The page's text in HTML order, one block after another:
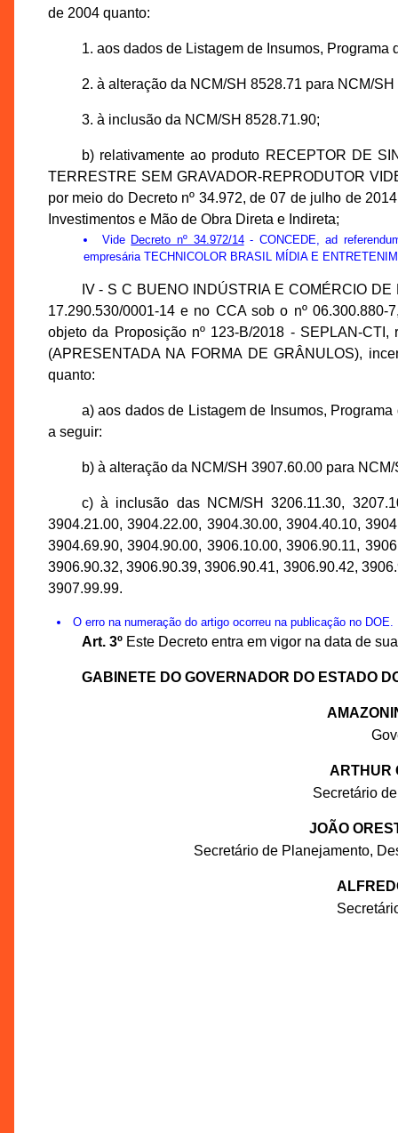
de 2004 quanto:
1. aos dados de Listagem de Insumos,
2. à alteração da NCM/SH 8528.71 para NCM/SH
3. à inclusão da NCM/SH 8528.71.90;
b) relativamente ao produto RECEPTOR DE
TERRESTRE SEM GRAVADOR-REPRODUTOR
por meio do Decreto nº 34.972, de 07 de julho de
Investimentos e Mão de Obra Direta e Indireta;
Vide Decreto nº 34.972/14- CONCEDE, ad
empresária TECHNICOLOR BRASIL MÍDIA E
IV - S C BUENO INDÚSTRIA E COMÉRCIO
17.290.530/0001-14 e no CCA sob o nº
objeto da Proposição nº 123-B/2018 - SEPLAN-
(APRESENTADA NA FORMA DE GRÂNULOS),
quanto:
a) aos dados de Listagem de Insumos,
a seguir:
b) à alteração da NCM/SH 3907.60.00 para
c) à inclusão das NCM/SH 3206.11.30,
3904.21.00, 3904.22.00, 3904.30.00, 3904.40.10,
3904.69.90, 3904.90.00, 3906.10.00, 3906.90.11,
3906.90.32, 3906.90.39, 3906.90.41, 3906.90.42,
3907.99.99.
O erro na numeração do artigo ocorreu na publicação no DOE.
Art. 3ºEste Decreto entra em vigor na data de
GABINETE DO GOVERNADOR DO ESTADO
ARTHUR
Secretário
JOÃO
Secretário de Planejamento,